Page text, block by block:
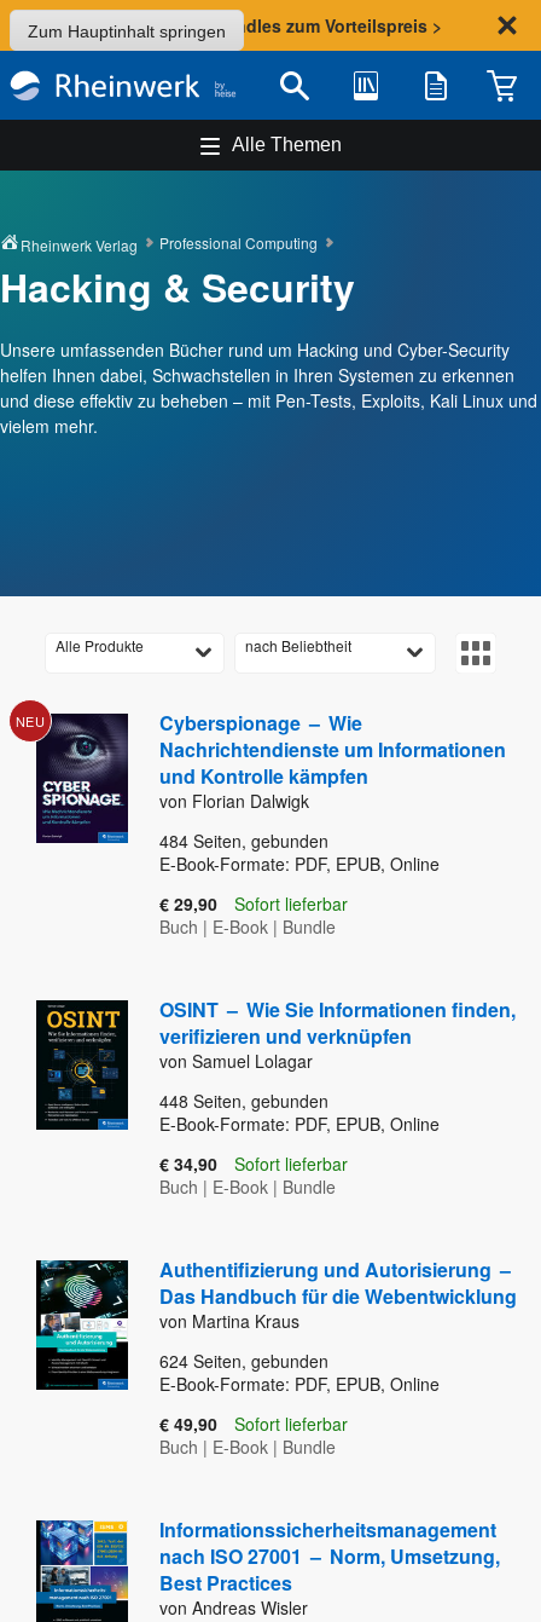
Zum Hauptinhalt springen
Sommer-Aktion: Bundles zum Vorteilspreis >
Suche Bibliothek Merkliste
Alle Themen
Rheinwerk Verlag Professional Computing
Hacking & Security
Unsere umfassenden Bücher rund um Hacking und Cyber-Security
helfen Ihnen dabei, Schwachstellen in Ihren Systemen zu erkennen
und diese effektiv zu beheben – mit Pen-Tests, Exploits, Kali Linux und
vielem mehr.
Alle Produkte nach Beliebtheit
NEU Cyberspionage – Wie
Nachrichtendienste um Informationen
und Kontrolle kämpfen
von Florian Dalwigk
484 Seiten, gebunden
E-Book-Formate: PDF, EPUB, Online
€ 29,90
Sofort lieferbar
Buch | E-Book | Bundle
OSINT – Wie Sie Informationen finden,
verifizieren und verknüpfen
von Samuel Lolagar
448 Seiten, gebunden
E-Book-Formate: PDF, EPUB, Online
€ 34,90
Sofort lieferbar
Buch | E-Book | Bundle
Authentifizierung und Autorisierung –
Das Handbuch für die Webentwicklung
von Martina Kraus
624 Seiten, gebunden
E-Book-Formate: PDF, EPUB, Online
€ 49,90
Sofort lieferbar
Buch | E-Book | Bundle
Informationssicherheitsmanagement
nach ISO 27001 – Norm, Umsetzung,
Best Practices
von Andreas Wisler